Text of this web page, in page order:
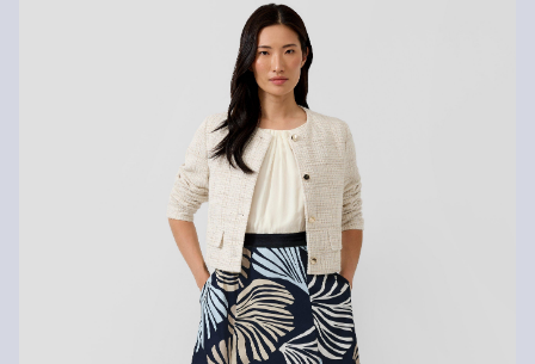
Nie wybielać/nie chlorować
Nie suszyć w suszarce bębnowej
Pranie delikatne 30°C
Prasować w niskiej temperaturze
Delikatne czyszczenie chemiczne w chloroetylenie
Koszt wysyłki wynosi 15 zł (opłata ryczałtowa).
Zwrot produktów możliwy jest w ciągu 14 dni.